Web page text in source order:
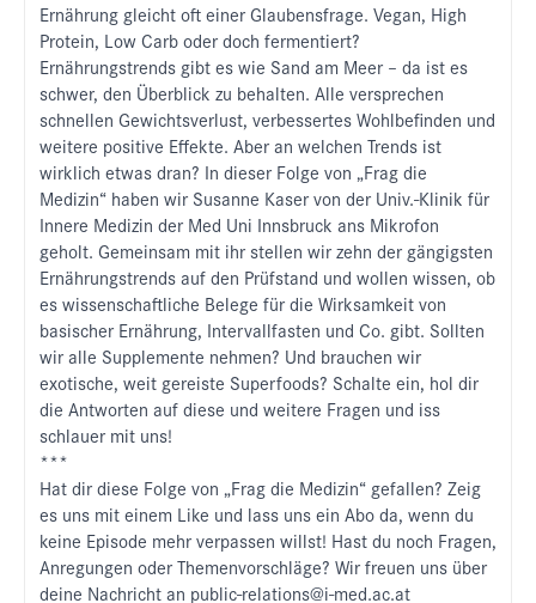
Ernährung gleicht oft einer Glaubensfrage. Vegan, High
Protein, Low Carb oder doch fermentiert?
Ernährungstrends gibt es wie Sand am Meer – da ist es
schwer, den Überblick zu behalten. Alle versprechen
schnellen Gewichtsverlust, verbessertes Wohlbefinden und
weitere positive Effekte. Aber an welchen Trends ist
wirklich etwas dran? In dieser Folge von „Frag die
Medizin“ haben wir Susanne Kaser von der Univ.-Klinik für
Innere Medizin der Med Uni Innsbruck ans Mikrofon
geholt. Gemeinsam mit ihr stellen wir zehn der gängigsten
Ernährungstrends auf den Prüfstand und wollen wissen, ob
es wissenschaftliche Belege für die Wirksamkeit von
basischer Ernährung, Intervallfasten und Co. gibt. Sollten
wir alle Supplemente nehmen? Und brauchen wir
exotische, weit gereiste Superfoods? Schalte ein, hol dir
die Antworten auf diese und weitere Fragen und iss
schlauer mit uns!
***
Hat dir diese Folge von „Frag die Medizin“ gefallen? Zeig
es uns mit einem Like und lass uns ein Abo da, wenn du
keine Episode mehr verpassen willst! Hast du noch Fragen,
Anregungen oder Themenvorschläge? Wir freuen uns über
deine Nachricht an public-relations@i-med.ac.at